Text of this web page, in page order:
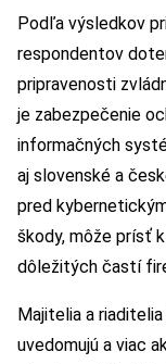
Podľa výsledkov
respondentov
pripravenosti
je zabezpečenie
informačných
aj slovenské a
pred
škody, môže prísť
dôležitých častí
Majitelia a
uvedomujú a viac